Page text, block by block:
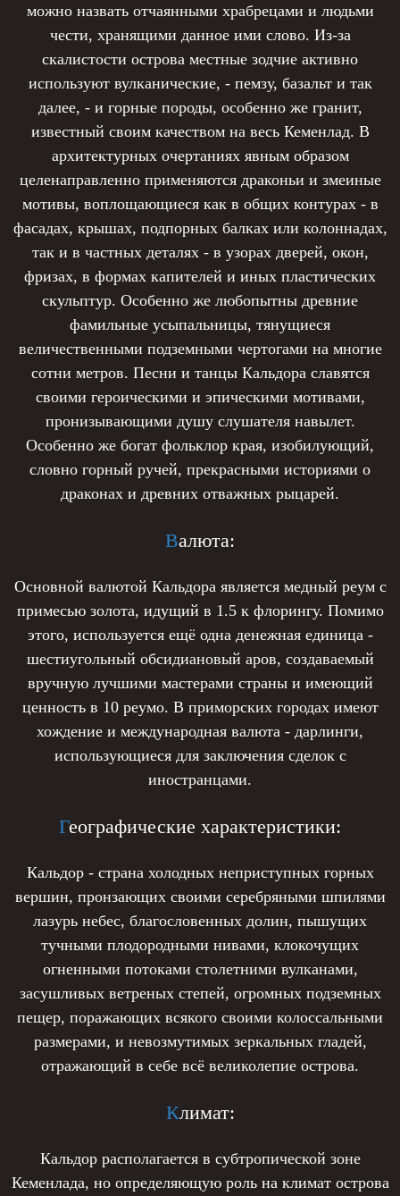
можно назвать отчаянными храбрецами и людьми
чести, хранящими данное ими слово. Из-за
скалистости острова местные зодчие активно
используют вулканические, - пемзу, базальт и так
далее, - и горные породы, особенно же гранит,
известный своим качеством на весь Кеменлад. В
архитектурных очертаниях явным образом
целенаправленно применяются драконьи и змеиные
мотивы, воплощающиеся как в общих контурах - в
фасадах, крышах, подпорных балках или колоннадах,
так и в частных деталях - в узорах дверей, окон,
фризах, в формах капителей и иных пластических
скульптур. Особенно же любопытны древние
фамильные усыпальницы, тянущиеся
величественными подземными чертогами на многие
сотни метров. Песни и танцы Кальдора славятся
своими героическими и эпическими мотивами,
пронизывающими душу слушателя навылет.
Особенно же богат фольклор края, изобилующий,
словно горный ручей, прекрасными историями о
драконах и древних отважных рыцарей.
Валюта:
Основной валютой Кальдора является медный реум с
примесью золота, идущий в 1.5 к флорингу. Помимо
этого, используется ещё одна денежная единица -
шестиугольный обсидиановый аров, создаваемый
вручную лучшими мастерами страны и имеющий
ценность в 10 реумо. В приморских городах имеют
хождение и международная валюта - дарлинги,
использующиеся для заключения сделок с
иностранцами.
Географические характеристики:
Кальдор - страна холодных неприступных горных
вершин, пронзающих своими серебряными шпилями
лазурь небес, благословенных долин, пышущих
тучными плодородными нивами, клокочущих
огненными потоками столетними вулканами,
засушливых ветреных степей, огромных подземных
пещер, поражающих всякого своими колоссальными
размерами, и невозмутимых зеркальных гладей,
отражающий в себе всё великолепие острова.
Климат:
Кальдор располагается в субтропической зоне
Кеменлада, но определяющую роль на климат острова